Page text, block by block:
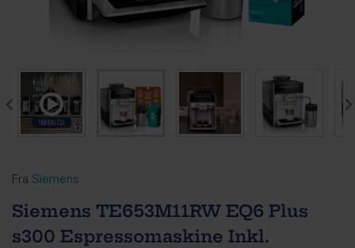
Fra Siemens
Siemens TE653M11RW EQ6 Plus
s300 Espressomaskine Inkl.